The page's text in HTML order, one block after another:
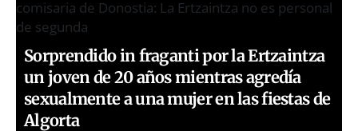
Sorprendido in fraganti por la Ertzaintza
un joven de 20 años mientras agredía
sexualmente a una mujer en las fiestas de
Algorta